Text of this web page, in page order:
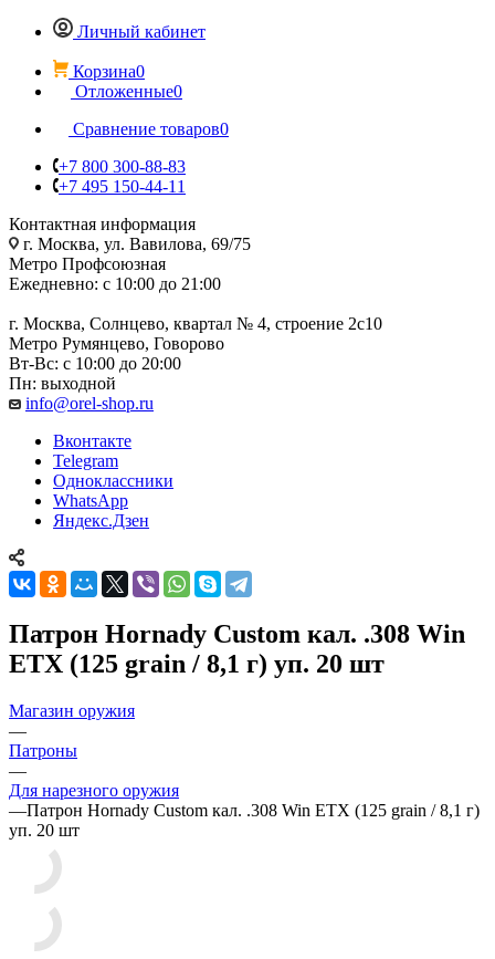
Личный кабинет
Корзина0
Отложенные0
Сравнение товаров0
+7 800 300-88-83
+7 495 150-44-11
Контактная информация
г. Москва, ул. Вавилова, 69/75
Метро Профсоюзная
Ежедневно: с 10:00 до 21:00
г. Москва, Солнцево, квартал № 4, строение 2с10
Метро Румянцево, Говорово
Вт-Вс: с 10:00 до 20:00
Пн: выходной
info@orel-shop.ru
Вконтакте
Telegram
Одноклассники
WhatsApp
Яндекс.Дзен
Патрон Hornady Custom кал. .308 Win
ETX (125 grain / 8,1 г) уп. 20 шт
Магазин оружия
—
Патроны
—
Для нарезного оружия
—Патрон Hornady Custom кал. .308 Win ETX (125 grain / 8,1 г)
уп. 20 шт